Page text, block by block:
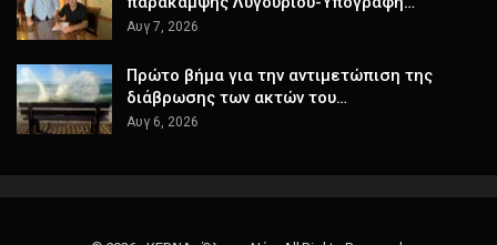
Αυγ 7, 2026
Πρώτο βήμα για την αντιμετώπιση της
διάβρωσης των ακτών του…
Αυγ 6, 2026